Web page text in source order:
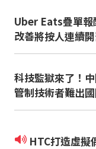
Uber Eats疊單報
改善將按人連續
科技監獄來了！
管制技術者難出
HTC打造虛擬